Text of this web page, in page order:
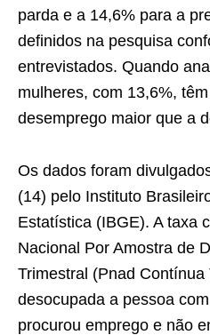
parda e a 14,6% para a
definidos na pesquisa
entrevistados. Quando
mulheres, com 13,6%,
desemprego maior que a
Os dados foram
(14) pelo Instituto
Estatística (IBGE). A taxa
Nacional Por Amostra de
Trimestral (Pnad
desocupada a pessoa
procurou emprego e não